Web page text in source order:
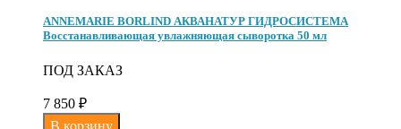
ANNEMARIE BORLIND АКВАНАТУР ГИДРОСИСТЕМА
Восстанавливающая увлажняющая сыворотка 50 мл
ПОД ЗАКАЗ
7 850 ₽